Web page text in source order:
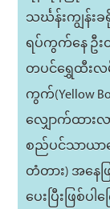
သင်္ဃန်းကျွန်းခ
ရပ်ကွက်နေ ဦး
တပင်ရွှေထီးလမ်
ကွက်(Yellow
လျှောက်ထား
စည်ပင်သာယာရ
တံတား) အနေ
ပေးပြီးဖြစ်ပ